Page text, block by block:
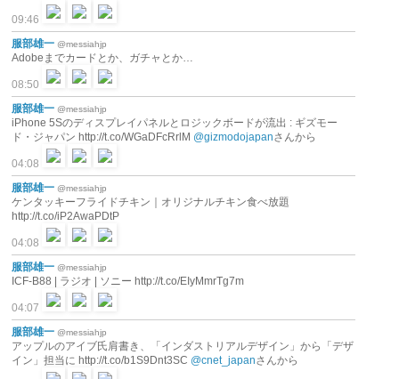
09:46
服部雄一 @messiahjp
Adobeまでカードとか、ガチャとか…
08:50
服部雄一 @messiahjp
iPhone 5Sのディスプレイパネルとロジックボードが流出 : ギズモー
ド・ジャパン http://t.co/WGaDFcRrlM @gizmodojapanさんから
04:08
服部雄一 @messiahjp
ケンタッキーフライドチキン｜オリジナルチキン食べ放題
http://t.co/iP2AwaPDtP
04:08
服部雄一 @messiahjp
ICF-B88 | ラジオ | ソニー http://t.co/EIyMmrTg7m
04:07
服部雄一 @messiahjp
アップルのアイブ氏肩書き、「インダストリアルデザイン」から「デザ
イン」担当に http://t.co/b1S9Dnt3SC @cnet_japanさんから